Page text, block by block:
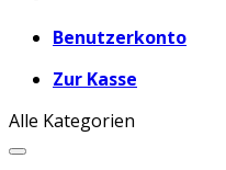
Benutzerkonto
Zur Kasse
Alle Kategorien